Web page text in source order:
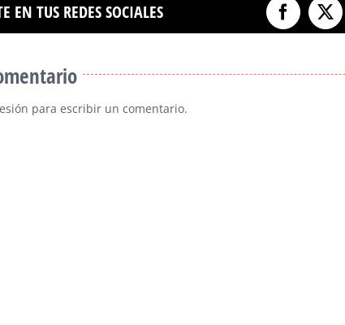
EN TUS REDES SOCIALES Facebook
X
para escribir un comentario.